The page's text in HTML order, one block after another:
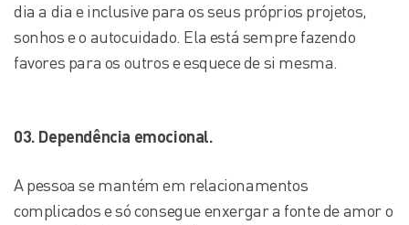
dia a dia e inclusive para os seus próprios projetos,
sonhos e o autocuidado. Ela está sempre fazendo
favores para os outros e esquece de si mesma.
03. Dependência emocional.
A pessoa se mantém em relacionamentos
complicados e só consegue enxergar a fonte de amor o